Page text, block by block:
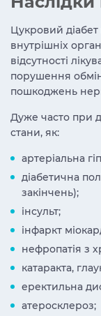
Цукровий
внутрішніх
відсутності
порушення
пошкоджень
Дуже часто при
стани, як:
артеріальна
діабетична
закінчень);
інсульт;
інфаркт
нефропатія з
катаракта,
еректильна
атеросклероз;